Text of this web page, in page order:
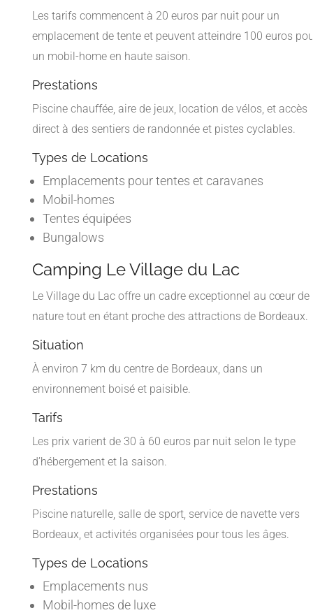
Les tarifs commencent à 20 euros par nuit pour un
emplacement de tente et peuvent atteindre 100 euros
un mobil-home en haute saison.
Prestations
Piscine chauffée, aire de jeux, location de vélos, et accès
direct à des sentiers de randonnée et pistes cyclables.
Types de Locations
Emplacements pour tentes et caravanes
Mobil-homes
Tentes équipées
Bungalows
Camping Le Village du Lac
Le Village du Lac offre un cadre exceptionnel au cœur de
nature tout en étant proche des attractions de Bordeaux.
Situation
À environ 7 km du centre de Bordeaux, dans un
environnement boisé et paisible.
Tarifs
Les prix varient de 30 à 60 euros par nuit selon le type
d’hébergement et la saison.
Prestations
Piscine naturelle, salle de sport, service de navette vers
Bordeaux, et activités organisées pour tous les âges.
Types de Locations
Emplacements nus
Mobil-homes de luxe